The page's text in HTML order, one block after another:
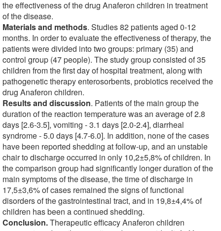
the effectiveness of the drug Anaferon children in treatment
of the disease.
Materials and methods. Studies 82 patients aged 0-12
months. In order to evaluate the effectiveness of therapy, the
patients were divided into two groups: primary (35) and
control group (47 people). The study group consisted of 35
children from the first day of hospital treatment, along with
pathogenetic therapy enterosorbents, probiotics received the
drug Anaferon children.
Results and discussion. Patients of the main group the
duration of the reaction temperature was an average of 2.8
days [2.6-3.5], vomiting - 3.1 days [2.0-2.4], diarrheal
syndrome - 5.0 days [4.7-6.0]. In addition, none of the cases
have been reported shedding at follow-up, and an unstable
chair to discharge occurred in only 10,2±5,8% of children. In
the comparison group had significantly longer duration of the
main symptoms of the disease, the time of discharge in
17,5±3,6% of cases remained the signs of functional
disorders of the gastrointestinal tract, and in 19,8±4,4% of
children has been a continued shedding.
Conclusion.Therapeutic efficacy Anaferon children